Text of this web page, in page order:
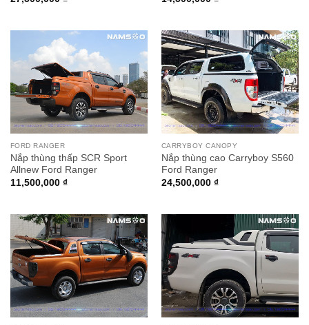
FORD RANGER
Nắp thùng thấp SCR Sport
Allnew Ford Ranger
11,500,000 ₫
CARRYBOY CANOPY
Nắp thùng cao Carryboy S560
Ford Ranger
24,500,000 ₫